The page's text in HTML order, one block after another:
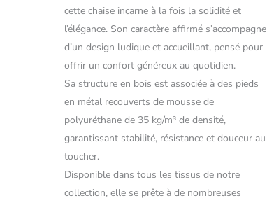
cette chaise incarne à la fois la solidité et
l’élégance. Son caractère affirmé s’accompagne
d’un design ludique et accueillant, pensé pour
offrir un confort généreux au quotidien.
Sa structure en bois est associée à des pieds
en métal recouverts de mousse de
polyuréthane de 35 kg/m³ de densité,
garantissant stabilité, résistance et douceur au
toucher.
Disponible dans tous les tissus de notre
collection, elle se prête à de nombreuses